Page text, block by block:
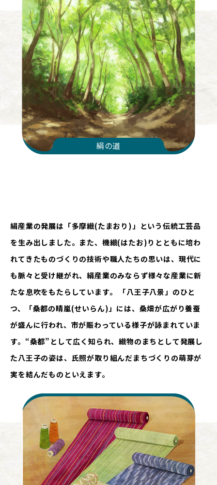
絹の道
絹産業の発展は「多摩織(たまおり)」という伝統工芸品
を生み出しました。また、機織(はたお)りとともに培わ
れてきたものづくりの技術や職人たちの思いは、現代に
も脈々と受け継がれ、絹産業のみならず様々な産業に新
たな息吹をもたらしています。 「八王子八景」のひと
つ、「桑都の晴嵐(せいらん)」には、桑畑が広がり養蚕
が盛んに行われ、市が賑わっている様子が詠まれていま
す。“桑都”として広く知られ、織物のまちとして発展し
た八王子の姿は、氏照が取り組んだまちづくりの萌芽が
実を結んだものといえます。